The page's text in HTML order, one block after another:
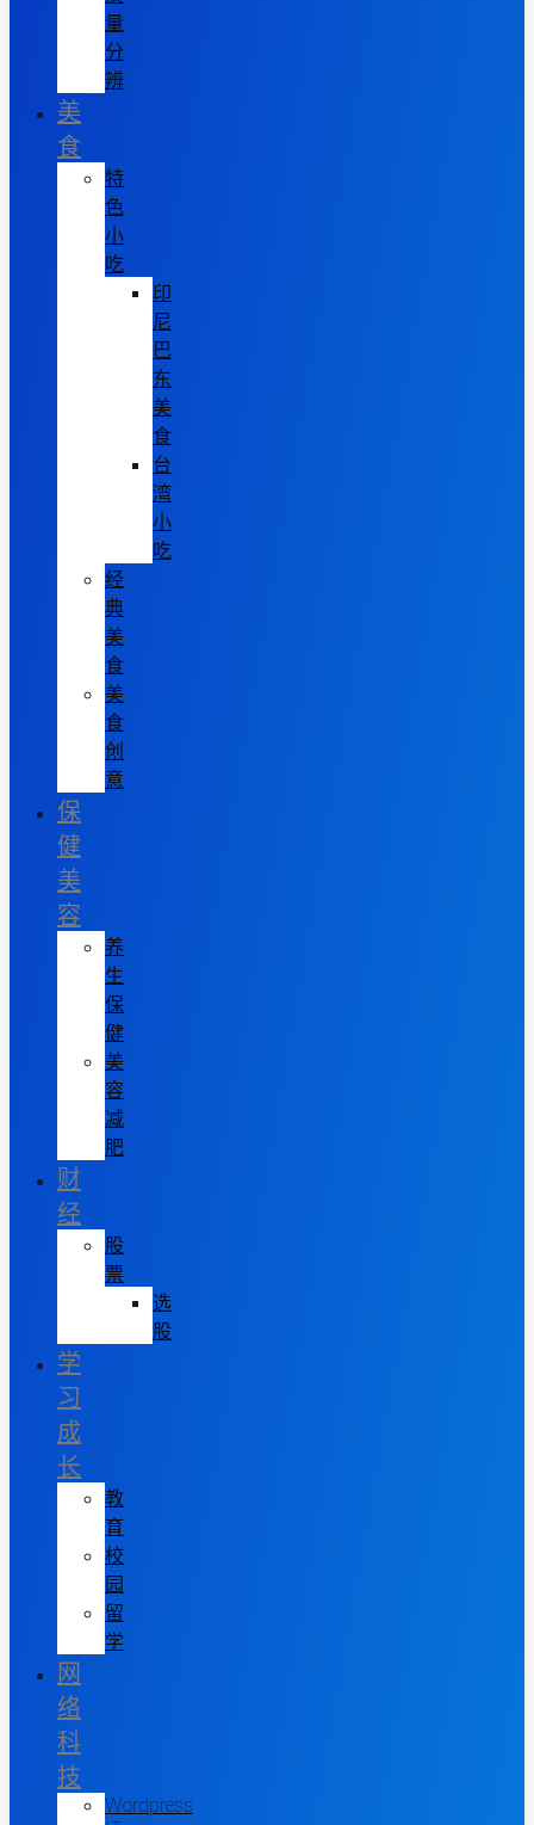
量
分
辨
美
食
特
色
小
吃
印
尼
巴
东
美
食
台
湾
小
吃
经
典
美
食
美
食
创
意
保
健
美
容
养
生
保
健
美
容
减
肥
财
经
股
票
选
股
学
习
成
长
教
育
校
园
留
学
网
络
科
技
Wordpress